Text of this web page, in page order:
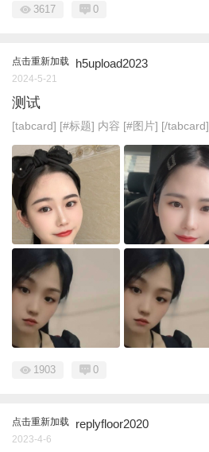
3617 0
点击重新加载 h5upload2023
2024-5-21
测试
[tabcard] [#标题] 内容 [#图片] [/tabcard]
1903 0
点击重新加载 replyfloor2020
2023-4-6